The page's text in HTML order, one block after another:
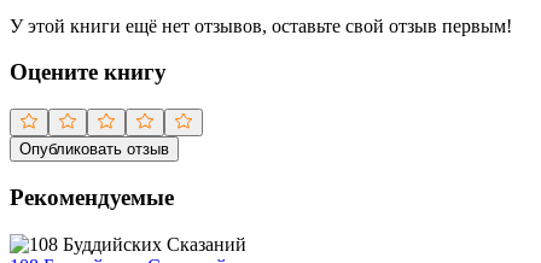
У этой книги ещё нет отзывов, оставьте свой отзыв первым!
Оцените книгу
Опубликовать отзыв
Рекомендуемые